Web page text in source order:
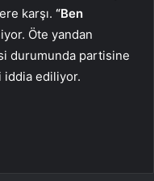
karşı. “Ben
Öte yandan
durumunda partisine
iddia ediliyor.